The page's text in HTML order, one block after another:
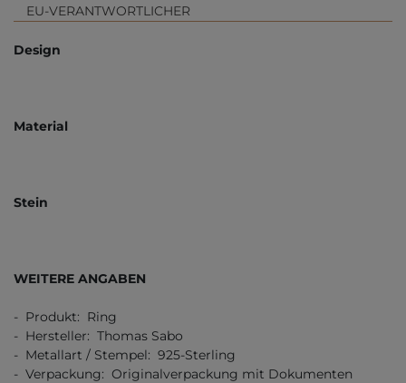
EU-VERANTWORTLICHER
Design
Material
Stein
WEITERE ANGABEN
- Produkt: Ring
- Hersteller: Thomas Sabo
- Metallart / Stempel: 925-Sterling
- Verpackung: Originalverpackung mit Dokumenten